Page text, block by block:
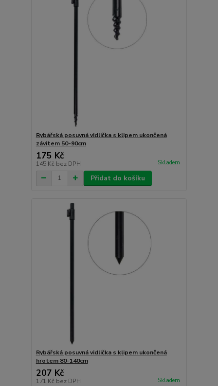
Rybářská posuvná vidlička s klipem ukončená
závitem 50-90cm
175 Kč
145 Kč bez DPH Skladem
Přidat do košíku
Rybářská posuvná vidlička s klipem ukončená
hrotem 80-140cm
207 Kč
171 Kč bez DPH Skladem